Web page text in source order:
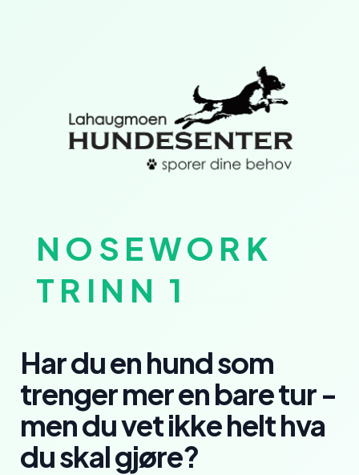
NOSEWORK
TRINN 1
Har du en hund som
trenger mer en bare tur -
men du vet ikke helt hva
du skal gjøre?